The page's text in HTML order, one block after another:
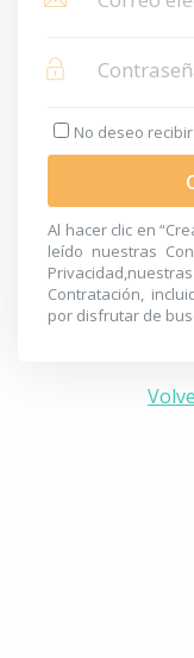
No deseo
Al hacer clic en
leído nuestras
Privacidad
Contratación,
por disfrutar de